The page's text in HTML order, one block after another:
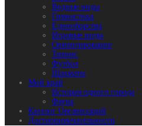
Водные виды
Гимнастика
Единоборства
Игровые виды
Ориентирование
Теннис
Футбол
Шахматы
Мой край
История одного города
Фауна
Каталог Организаций
Достопримечательности